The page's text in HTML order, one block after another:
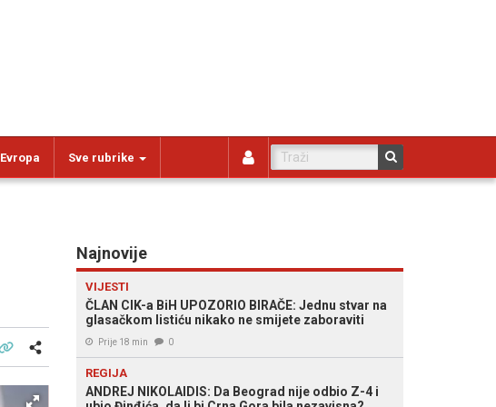
Evropa Sve rubrike
Najnovije
VIJESTI
ČLAN CIK-a BiH UPOZORIO BIRAČE: Jednu stvar na
glasačkom listiću nikako ne smijete zaboraviti
Prije 18 min 0
REGIJA
ANDREJ NIKOLAIDIS: Da Beograd nije odbio Z-4 i